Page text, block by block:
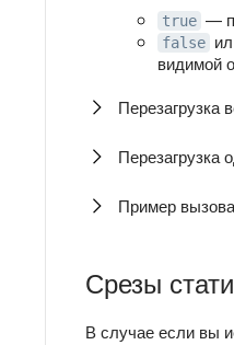
true —
false
видимой
Перезагрузка
Перезагрузка
Пример
Срезы
В случае если вы